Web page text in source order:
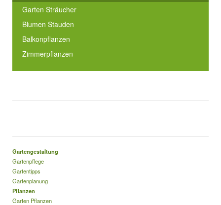
Garten Sträucher
Blumen Stauden
Balkonpflanzen
Zimmerpflanzen
Gartengestaltung
Gartenpflege
Gartentipps
Gartenplanung
Pflanzen
Garten Pflanzen